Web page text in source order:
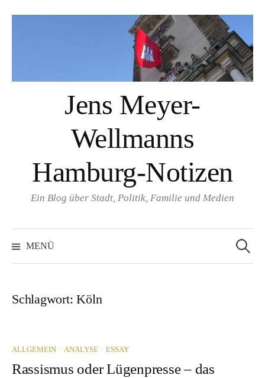
Jens Meyer-
Wellmanns
Hamburg-Notizen
Ein Blog über Stadt, Politik, Familie und Medien
MENÜ
nach:
Schlagwort:Köln
ALLGEMEIN / ANALYSE / ESSAY
Rassismus oder Lügenpresse – das